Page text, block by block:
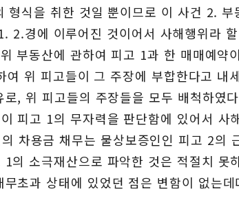
식을 취한 것일 뿐이므로 이 사건 2.
2.경에 이루어진 것이어서 사해행위라
부동산에 관하여 피고 1과 한 매매예약
위 피고들이 그 주장에 부합한다고 내
, 위 피고들의 주장들을 모두 배척하였
피고 1의 무자력을 판단함에 있어서 사
차용금 채무는 물상보증인인 피고 2의
의 소극재산으로 파악한 것은 적절치 못
초과 상태에 있었던 점은 변함이 없는